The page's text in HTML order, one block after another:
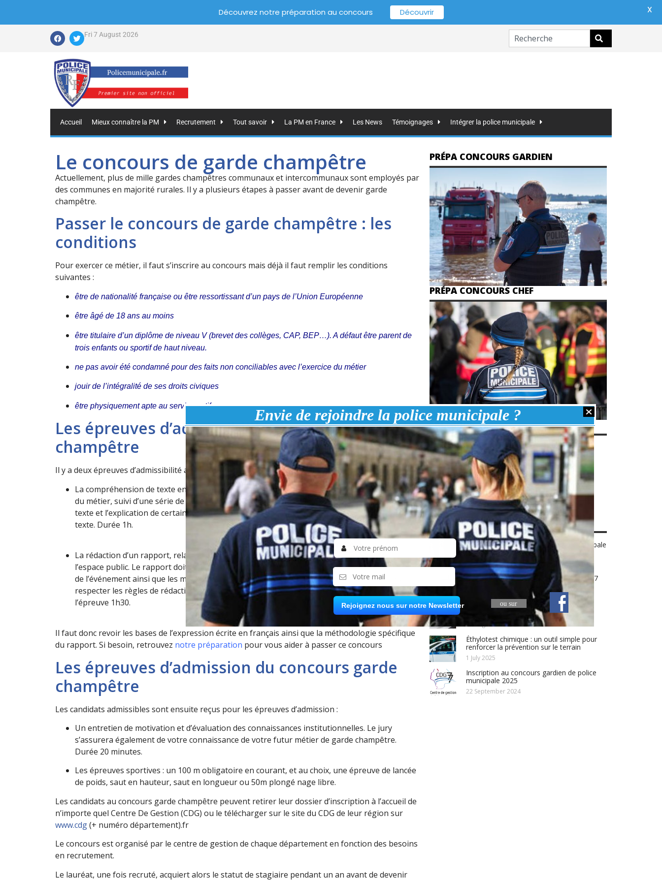
Fri 7 August 2026
Accueil Mieux connaître la PM Recrutement Tout savoir La PM en France Les News Témoignages Intégrer la police municipale
Le concours de garde champêtre
Actuellement, plus de mille gardes champêtres communaux et intercommunaux sont employés par
des communes en majorité rurales. Il y a plusieurs étapes à passer avant de devenir garde
champêtre.
Passer le concours de garde champêtre : les
conditions
Pour exercer ce métier, il faut s’inscrire au concours mais déjà il faut remplir les conditions
suivantes :
être de nationalité française ou être ressortissant d’un pays de l’Union Européenne
être âgé de 18 ans au moins
être titulaire d’un diplôme de niveau V (brevet des collèges, CAP, BEP…). A défaut être parent de
trois enfants ou sportif de haut niveau.
ne pas avoir été condamné pour des faits non conciliables avec l’exercice du métier
jouir de l’intégralité de ses droits civiques
être physiquement apte au service actif.
Les épreuves d’admissibilité du concours garde
champêtre
Il y a deux épreuves d’admissibilité au concours de garde champêtre :
La compréhension de texte en rapport avec les problématiques
du métier, suivi d’une série de questions portant sur le sens du
texte et l’explication de certaines expressions présentes dans le
texte. Durée 1h.
La rédaction d’un rapport, relatif à un incident survenu sur
l’espace public. Le rapport doit inclure une description objective
de l’événement ainsi que les mesures prises par le garde champêtre. Il faut bien entendu
respecter les règles de rédaction et de présentation d’un rapport circonstancié. Durée de
l’épreuve 1h30.
Il faut donc revoir les bases de l’expression écrite en français ainsi que la méthodologie spécifique
du rapport. Si besoin, retrouvez notre préparation pour vous aider à passer ce concours
Les épreuves d’admission du concours garde
champêtre
Les candidats admissibles sont ensuite reçus pour les épreuves d’admission :
Un entretien de motivation et d’évaluation des connaissances institutionnelles. Le jury
s’assurera également de votre connaissance de votre futur métier de garde champêtre.
Durée 20 minutes.
Les épreuves sportives : un 100 m obligatoire en courant, et au choix, une épreuve de lancée
de poids, saut en hauteur, saut en longueur ou 50m plongé nage libre.
Les candidats au concours garde champêtre peuvent retirer leur dossier d’inscription à l’accueil de
n’importe quel Centre De Gestion (CDG) ou le télécharger sur le site du CDG de leur région sur
www.cdg(+ numéro département).fr
Le concours est organisé par le centre de gestion de chaque département en fonction des besoins
en recrutement.
Le lauréat, une fois recruté, acquiert alors le statut de stagiaire pendant un an avant de devenir
PRÉPA CONCOURS GARDIEN
PRÉPA CONCOURS CHEF
FACEBOOK
ARTICLES POPULAIRES
Comment choisir un équipement adapté
aux missions de terrain en police municipale
?
14 April 2026
Concours de la police municipale en 2027
Inscription au concours de Gardien
Brigadier de police municipale 2026
28 August 2025
Éthylotest chimique : un outil simple pour
renforcer la prévention sur le terrain
1 July 2025
Inscription au concours gardien de police
municipale 2025
22 September 2024
Découvrez notre préparation au concours Découvrir X
Rejoignez nous sur notre Newsletter
Envie de rejoindre la police municipale ?
ou sur